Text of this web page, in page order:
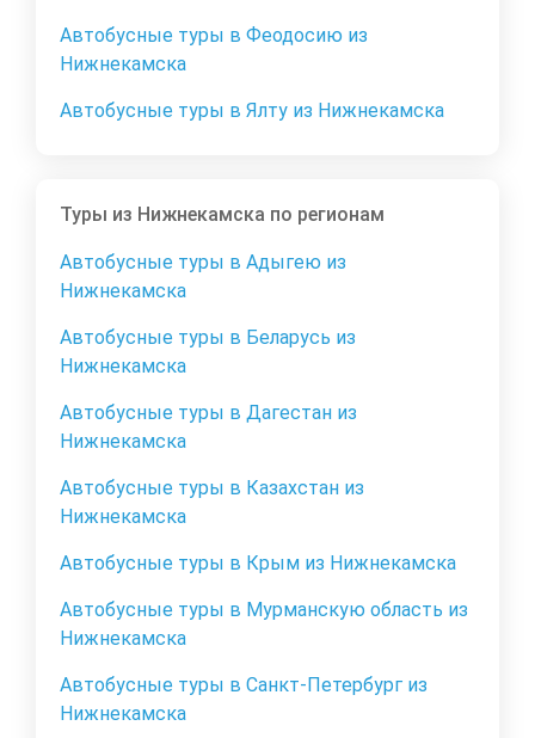
Автобусные туры в Феодосию из
Нижнекамска
Автобусные туры в Ялту из Нижнекамска
Туры из Нижнекамска по регионам
Автобусные туры в Адыгею из
Нижнекамска
Автобусные туры в Беларусь из
Нижнекамска
Автобусные туры в Дагестан из
Нижнекамска
Автобусные туры в Казахстан из
Нижнекамска
Автобусные туры в Крым из Нижнекамска
Автобусные туры в Мурманскую область из
Нижнекамска
Автобусные туры в Санкт-Петербург из
Нижнекамска